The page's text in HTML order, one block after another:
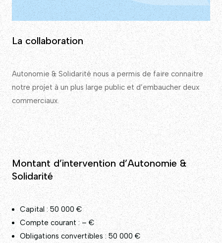
La collaboration
Autonomie & Solidarité nous a permis de faire connaitre
notre projet à un plus large public et d’embaucher deux
commerciaux.
Montant d’intervention d’Autonomie &
Solidarité
Capital : 50 000 €
Compte courant : – €
Obligations convertibles : 50 000 €